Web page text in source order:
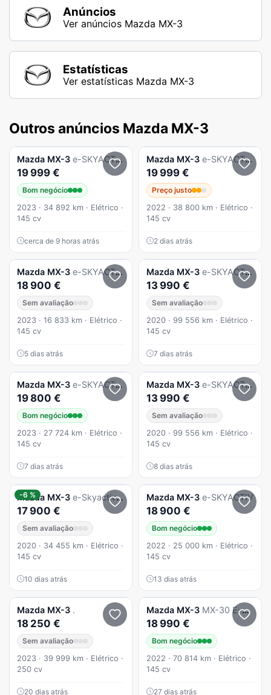
Anúncios
Ver anúncios Mazda MX-3
Estatísticas
Ver estatísticas Mazda MX-3
Outros anúncios Mazda MX-3
Mazda MX-3 e-SKYACTIV Exclusve-Line
19 999 €
Bom negócio
2023 · 34 892 km · Elétrico ·
145 cv
cerca de 9 horas atrás
Mazda MX-3 e-SKYACTIV Exclusve-Line
19 999 €
Preço justo
2022 · 38 800 km · Elétrico ·
145 cv
2 dias atrás
Mazda MX-3 e-SKYACTIV Makoto Modern Confidence
18 900 €
Sem avaliação
2023 · 16 833 km · Elétrico ·
145 cv
5 dias atrás
Mazda MX-3 e-SKYACTIV Advantage+Vintage Leatherett
13 990 €
Sem avaliação
2020 · 99 556 km · Elétrico ·
145 cv
7 dias atrás
Mazda MX-3 e-SKYACTIV AD`VANTAGE
19 800 €
Bom negócio
2023 · 27 724 km · Elétrico ·
145 cv
7 dias atrás
Mazda MX-3 e-SKYACTIV Advantage+Vintage Leatherett
13 990 €
Sem avaliação
2020 · 99 556 km · Elétrico ·
145 cv
8 dias atrás
-6 %
Mazda MX-3 e-Skyactiv First Edition+Modern Confidence
17 900 €
Sem avaliação
2020 · 34 455 km · Elétrico ·
145 cv
10 dias atrás
Mazda MX-3 e-SKYACTIV
18 900 €
Bom negócio
2022 · 25 000 km · Elétrico ·
145 cv
13 dias atrás
Mazda MX-3 .
18 250 €
Sem avaliação
2023 · 39 999 km · Elétrico ·
250 cv
20 dias atrás
Mazda MX-3 MX-30 E-SKYACTIV EXCLUSVE-LINE
18 990 €
Bom negócio
2022 · 70 814 km · Elétrico ·
145 cv
27 dias atrás